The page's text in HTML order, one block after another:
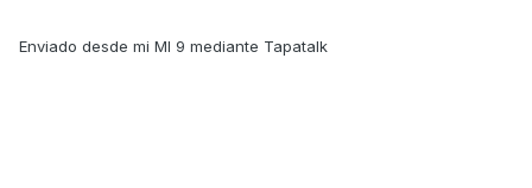
Enviado desde mi MI 9 mediante Tapatalk